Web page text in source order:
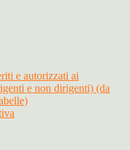
e autorizzati ai
e non dirigenti) (da